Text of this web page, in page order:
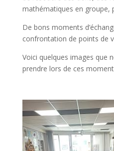
mathématiques en groupe,
De bons moments
confrontation de points de
Voici quelques images que
prendre lors de ces